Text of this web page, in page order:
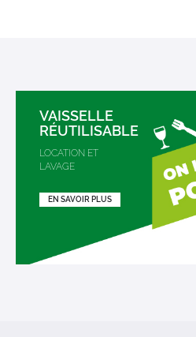
VAISSELLE
RÉUTILISABLE
LOCATION ET
LAVAGE
EN SAVOIR PLUS